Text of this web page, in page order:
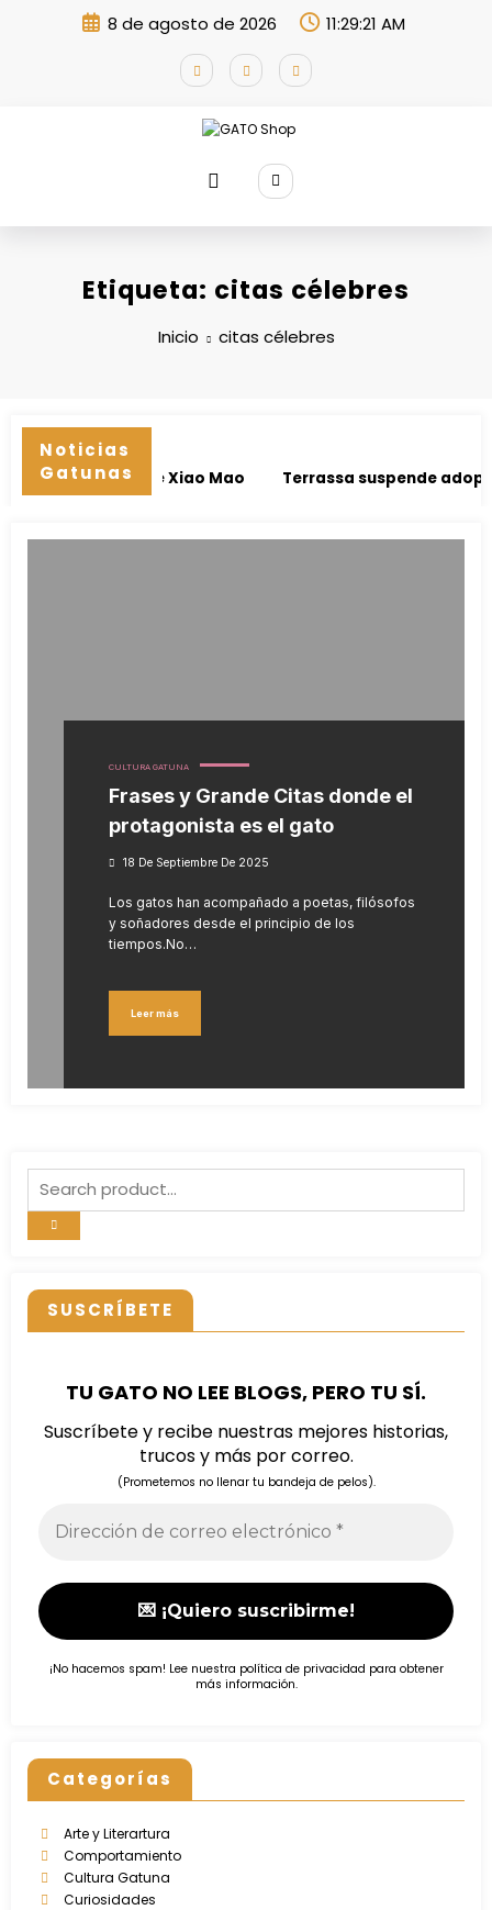
8 de agosto de 2026 11:29:22 AM
Etiqueta: citas célebres
Inicio citas célebres
Noticias
Gatunas
imposible de Xiao Mao Terrassa suspende
CULTURA GATUNA
Frases y Grande Citas donde el
protagonista es el gato
18 De Septiembre De 2025
Los gatos han acompañado a poetas, filósofos
y soñadores desde el principio de los
tiempos.No…
Leer más
SUSCRÍBETE
TU GATO NO LEE BLOGS, PERO TU SÍ.
Suscríbete y recibe nuestras mejores historias,
trucos y más por correo.
(Prometemos no llenar tu bandeja de pelos).
¡No hacemos spam! Lee nuestra política de privacidad para obtener
más información.
Categorías
Arte y Literartura
Comportamiento
Cultura Gatuna
Curiosidades